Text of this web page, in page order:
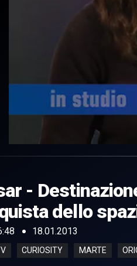
of
48
secondsVolume
0%
-
dello
18.01.2013
CURIOSITY MARTE